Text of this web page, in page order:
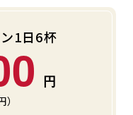
1日6杯
）